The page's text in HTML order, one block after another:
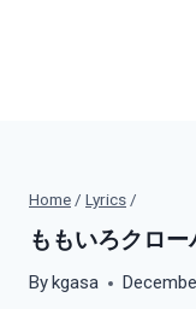
Home / Lyrics /
ももいろクロー
Bykgasa